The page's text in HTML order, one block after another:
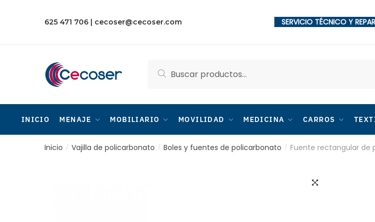
625 471 706 | cecoser@cecoser.com SERVICIO TÉCNICO Y
por:
Buscar
INICIO MENAJE MOBILIARIO MOVILIDAD MEDICINA CARROS
Inicio / Vajilla de policarbonato / Boles y fuentes de policarbonato / Fuente rectangular de